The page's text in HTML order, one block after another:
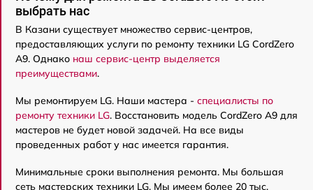
выбрать нас
В Казани существует множество сервис-центров,
предоставляющих услуги по ремонту техники LG CordZero
A9. Однако наш сервис-центр выделяется
преимуществами.
Мы ремонтируем LG. Наши мастера - специалисты по
ремонту техники LG. Восстановить модель CordZero A9 для
мастеров не будет новой задачей. На все виды
проведенных работ у нас имеется гарантия.
Минимальные сроки выполнения ремонта. Мы большая
сеть мастерских техники LG. Мы имеем более 20 тыс.